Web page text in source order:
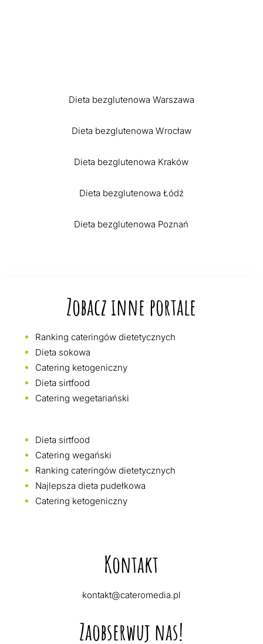
Dieta bezglutenowa Warszawa
Dieta bezglutenowa Wrocław
Dieta bezglutenowa Kraków
Dieta bezglutenowa Łódź
Dieta bezglutenowa Poznań
Zobacz inne portale
Ranking cateringów dietetycznych
Dieta sokowa
Catering ketogeniczny
Dieta sirtfood
Catering wegetariański
Dieta sirtfood
Catering wegański
Ranking cateringów dietetycznych
Najlepsza dieta pudełkowa
Catering ketogeniczny
Kontakt
kontakt@cateromedia.pl
Zaobserwuj nas!